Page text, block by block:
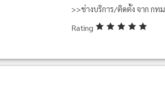
>>ช่างบริการ/ติดตั้ง จาก กทม
Rating